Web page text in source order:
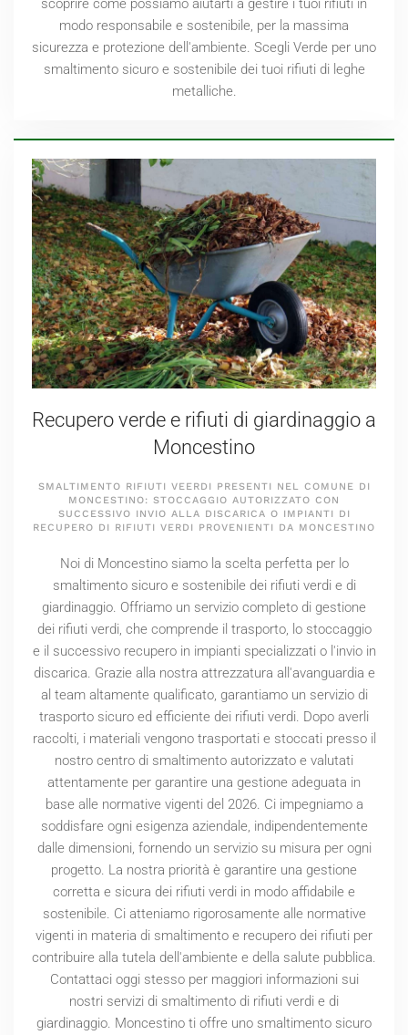
scoprire come possiamo aiutarti a gestire i tuoi rifiuti in
modo responsabile e sostenibile, per la massima
sicurezza e protezione dell'ambiente. Scegli Verde per uno
smaltimento sicuro e sostenibile dei tuoi rifiuti di leghe
metalliche.
Recupero verde e rifiuti di giardinaggio a
Moncestino
SMALTIMENTO RIFIUTI VEERDI PRESENTI NEL COMUNE DI
MONCESTINO: STOCCAGGIO AUTORIZZATO CON
SUCCESSIVO INVIO ALLA DISCARICA O IMPIANTI DI
RECUPERO DI RIFIUTI VERDI PROVENIENTI DA MONCESTINO
Noi di Moncestino siamo la scelta perfetta per lo
smaltimento sicuro e sostenibile dei rifiuti verdi e di
giardinaggio. Offriamo un servizio completo di gestione
dei rifiuti verdi, che comprende il trasporto, lo stoccaggio
e il successivo recupero in impianti specializzati o l'invio in
discarica. Grazie alla nostra attrezzatura all'avanguardia e
al team altamente qualificato, garantiamo un servizio di
trasporto sicuro ed efficiente dei rifiuti verdi. Dopo averli
raccolti, i materiali vengono trasportati e stoccati presso il
nostro centro di smaltimento autorizzato e valutati
attentamente per garantire una gestione adeguata in
base alle normative vigenti del 2026. Ci impegniamo a
soddisfare ogni esigenza aziendale, indipendentemente
dalle dimensioni, fornendo un servizio su misura per ogni
progetto. La nostra priorità è garantire una gestione
corretta e sicura dei rifiuti verdi in modo affidabile e
sostenibile. Ci atteniamo rigorosamente alle normative
vigenti in materia di smaltimento e recupero dei rifiuti per
contribuire alla tutela dell'ambiente e della salute pubblica.
Contattaci oggi stesso per maggiori informazioni sui
nostri servizi di smaltimento di rifiuti verdi e di
giardinaggio. Moncestino ti offre uno smaltimento sicuro